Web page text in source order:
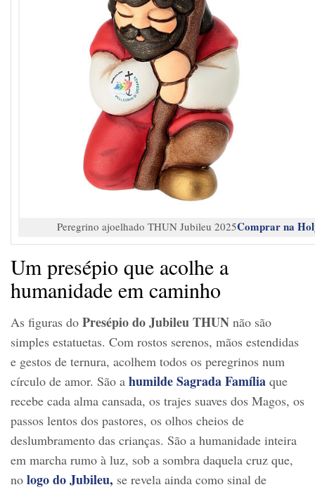
Peregrino ajoelhado THUN Jubileu 2025Comprar na
Um presépio que acolhe a
humanidade em caminho
As figuras do Presépio do Jubileu THUN não são
simples estatuetas. Com rostos serenos, mãos estendidas
e gestos de ternura, acolhem todos os peregrinos num
círculo de amor. São a humilde Sagrada Família que
recebe cada alma cansada, os trajes suaves dos Magos, os
passos lentos dos pastores, os olhos cheios de
deslumbramento das crianças. São a humanidade inteira
em marcha rumo à luz, sob a sombra daquela cruz que,
no logo do Jubileu, se revela ainda como sinal de